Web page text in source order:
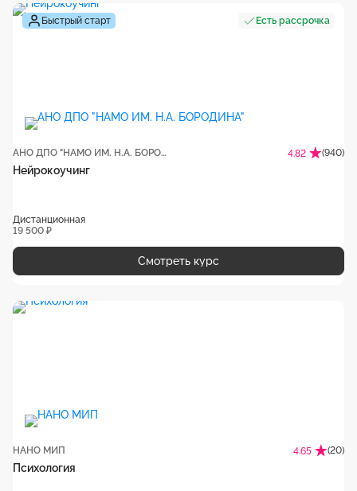
Быстрый старт Есть рассрочка
АНО ДПО "НАМО ИМ. Н.А. БОРОДИНА" 4.82 (940)
Нейрокоучинг
Дистанционная
19 500 ₽
Смотреть курс
НАНО МИП 4.65 (20)
Психология